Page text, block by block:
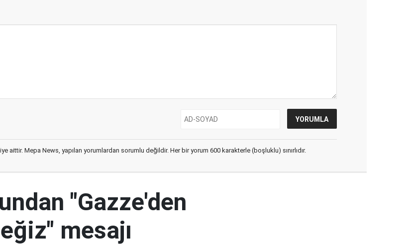
aittir. Mepa News, yapılan yorumlardan sorumlu değildir. Her bir yorum 600 karakterle (boşluklu) sınırlıdır.
"Gazze'den
mesajı